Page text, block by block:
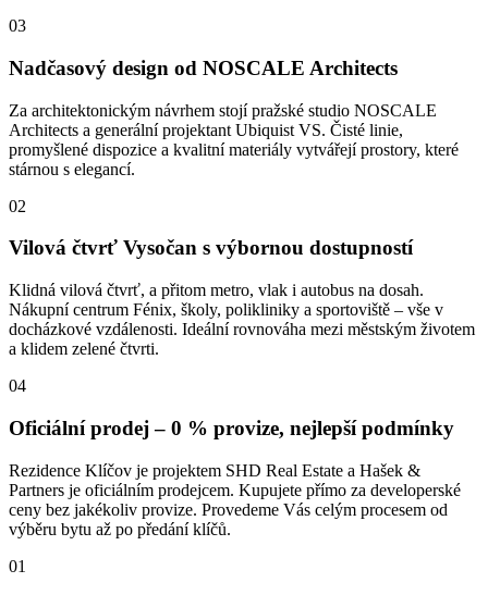
03
Nadčasový design od NOSCALE Architects
Za architektonickým návrhem stojí pražské studio NOSCALE
Architects a generální projektant Ubiquist VS. Čisté linie,
promyšlené dispozice a kvalitní materiály vytvářejí prostory, které
stárnou s elegancí.
02
Vilová čtvrť Vysočan s výbornou dostupností
Klidná vilová čtvrť, a přitom metro, vlak i autobus na dosah.
Nákupní centrum Fénix, školy, polikliniky a sportoviště – vše v
docházkové vzdálenosti. Ideální rovnováha mezi městským životem
a klidem zelené čtvrti.
04
Oficiální prodej – 0 % provize, nejlepší podmínky
Rezidence Klíčov je projektem SHD Real Estate a Hašek &
Partners je oficiálním prodejcem. Kupujete přímo za developerské
ceny bez jakékoliv provize. Provedeme Vás celým procesem od
výběru bytu až po předání klíčů.
01